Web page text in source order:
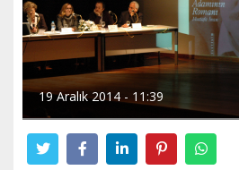
19 Aralık 2014 - 11:39